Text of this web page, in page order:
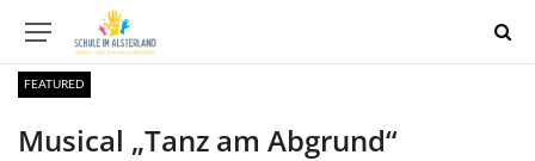
FEATURED
Musical „Tanz am Abgrund“